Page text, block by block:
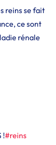
reins se fait
ce sont
rénale
!#reins